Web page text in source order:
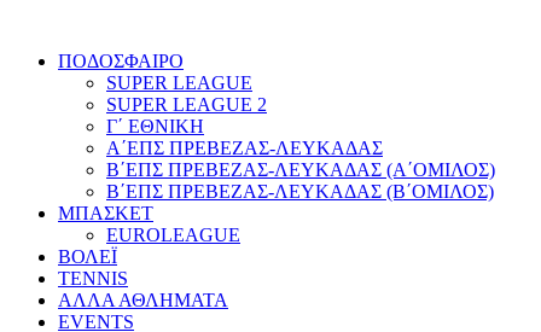
ΠΟΔΟΣΦΑΙΡΟ
SUPER LEAGUE
SUPER LEAGUE 2
Γ΄ ΕΘΝΙΚΗ
Α΄ΕΠΣ ΠΡΕΒΕΖΑΣ-ΛΕΥΚΑΔΑΣ
Β΄ΕΠΣ ΠΡΕΒΕΖΑΣ-ΛΕΥΚΑΔΑΣ (Α΄ΟΜΙΛΟΣ)
Β΄ΕΠΣ ΠΡΕΒΕΖΑΣ-ΛΕΥΚΑΔΑΣ (Β΄ΟΜΙΛΟΣ)
ΜΠΑΣΚΕΤ
EUROLEAGUE
ΒΟΛΕΪ
TENNIS
ΑΛΛΑ ΑΘΛΗΜΑΤΑ
EVENTS